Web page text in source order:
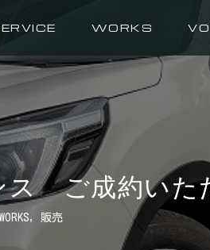
WORKS
ご成約いた
WORKS, 販売